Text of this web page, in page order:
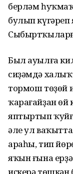
берләм
булып күгәреп
Был ауылға
сиҙәмдә
тормош төҙөй
ҡарағайҙан
яптыртып
әле ул
араһы, тип
яҡын ғына